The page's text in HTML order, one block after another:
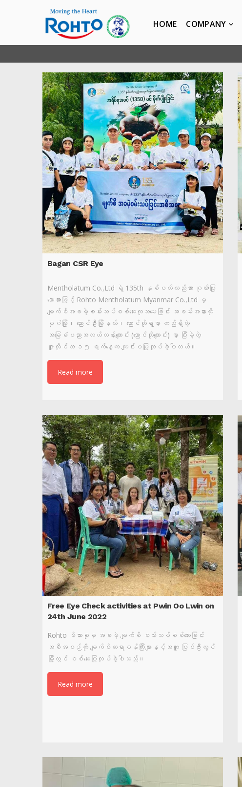
HOME COMPANY
Bagan CSR Eye
Mentholatum Co.,Ltd ရဲ့ 135th နှစ်ပတ်လည်အား ဂုဏ်ပြု
သောအားဖြင့် Rohto Mentholatum Myanmar Co.,Ltd မှ
မျက်စိအခမဲ့စမ်းသပ်စစ်ဆေးကုသပေးခြင်း အခမ်းအနားကို
ပုဂံမြို့၊ ညောင်ဦးမြို့နယ်၊ ညောင်တိုရွာမှာ တည်ရှိတဲ့
အခြေခံပညာအလယ်တန်းကျောင်း (ညောင်တိုကျောင်း) မှာ ပြီးခဲ့တဲ့
ဇူလိုင်လ ၁၅ ရက်နေ့က ကျင်းပပြုလုပ်ခဲ့ပါတယ်။
Read more
Free Eye Check activities at Pwin Oo Lwin on
24th June 2022
Rohto မိသားစုမှ အခမဲ့ မျက်စိ စမ်းသပ်စစ်ဆေးခြင်း
အစီအစဉ်ကို မျက်စိဆရာဝန်ကြီးများနှင့်အတူ ပြင်ဦးလွင်
မြို့တွင် စစ်ဆေးပြုလုပ်ခဲ့ပါသည်။
Read more